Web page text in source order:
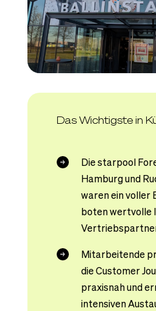
Das Wichtigste in
Die starpool
Hamburg und
waren ein voller
boten wertvolle
Mitarbeitende
die Customer
praxisnah und
intensiven